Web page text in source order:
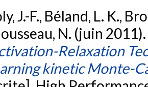
J.-F., Béland, L. K.,
N. (juin 2011).
Relaxation
kinetic Monte-